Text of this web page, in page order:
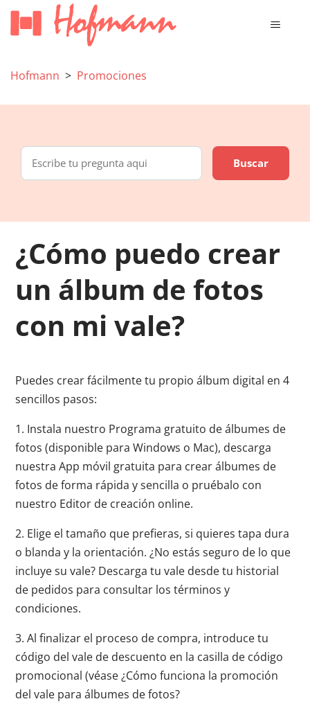
Hofmann Promociones
¿Cómo puedo crear
un álbum de fotos
con mi vale?
Puedes crear fácilmente tu propio álbum digital en 4
sencillos pasos:
1. Instala nuestro Programa gratuito de álbumes de
fotos (disponible para Windows o Mac), descarga
nuestra App móvil gratuita para crear álbumes de
fotos de forma rápida y sencilla o pruébalo con
nuestro Editor de creación online.
2. Elige el tamaño que prefieras, si quieres tapa dura
o blanda y la orientación. ¿No estás seguro de lo que
incluye su vale? Descarga tu vale desde tu historial
de pedidos para consultar los términos y
condiciones.
3. Al finalizar el proceso de compra, introduce tu
código del vale de descuento en la casilla de código
promocional (véase ¿Cómo funciona la promoción
del vale para álbumes de fotos?